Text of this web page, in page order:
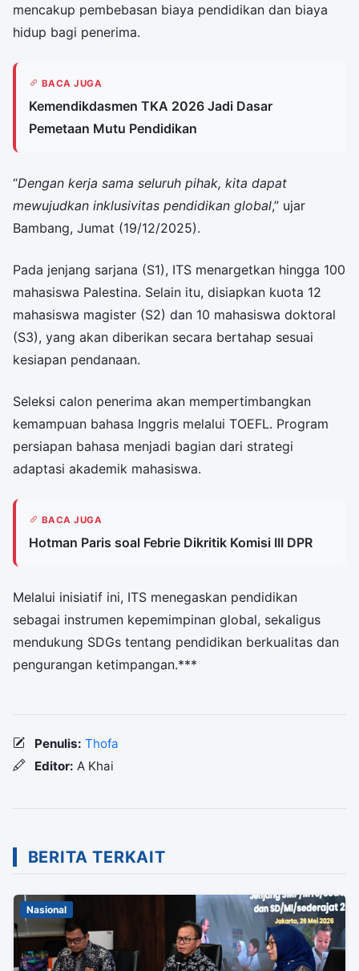
mencakup pembebasan biaya pendidikan dan biaya
hidup bagi penerima.
BACA JUGA
Kemendikdasmen TKA 2026 Jadi Dasar
Pemetaan Mutu Pendidikan
“Dengan kerja sama seluruh pihak, kita dapat
mewujudkan inklusivitas pendidikan global,” ujar
Bambang, Jumat (19/12/2025).
Pada jenjang sarjana (S1), ITS menargetkan hingga 100
mahasiswa Palestina. Selain itu, disiapkan kuota 12
mahasiswa magister (S2) dan 10 mahasiswa doktoral
(S3), yang akan diberikan secara bertahap sesuai
kesiapan pendanaan.
Seleksi calon penerima akan mempertimbangkan
kemampuan bahasa Inggris melalui TOEFL. Program
persiapan bahasa menjadi bagian dari strategi
adaptasi akademik mahasiswa.
BACA JUGA
Hotman Paris soal Febrie Dikritik Komisi III DPR
Melalui inisiatif ini, ITS menegaskan pendidikan
sebagai instrumen kepemimpinan global, sekaligus
mendukung SDGs tentang pendidikan berkualitas dan
pengurangan ketimpangan.***
Penulis: Thofa
Editor: A Khai
BERITA TERKAIT
Nasional